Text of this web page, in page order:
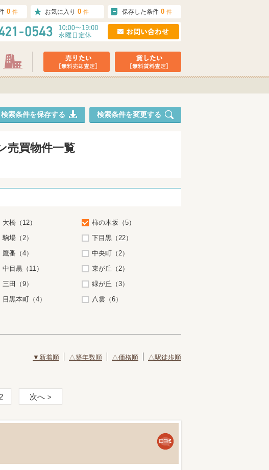
0 件 お気に入り 0 件 保存した条件 0 件
検索条件を変更する
検索条件を保存する
売買物件一覧
大橋（12）
柿の木坂（5）
駒場（2）
下目黒（22）
鷹番（4）
中央町（2）
中目黒（11）
東が丘（2）
三田（9）
緑が丘（3）
目黒本町（4）
八雲（6）
▼新着順 △築年数順 △価格順 △駅徒歩順
2 次へ